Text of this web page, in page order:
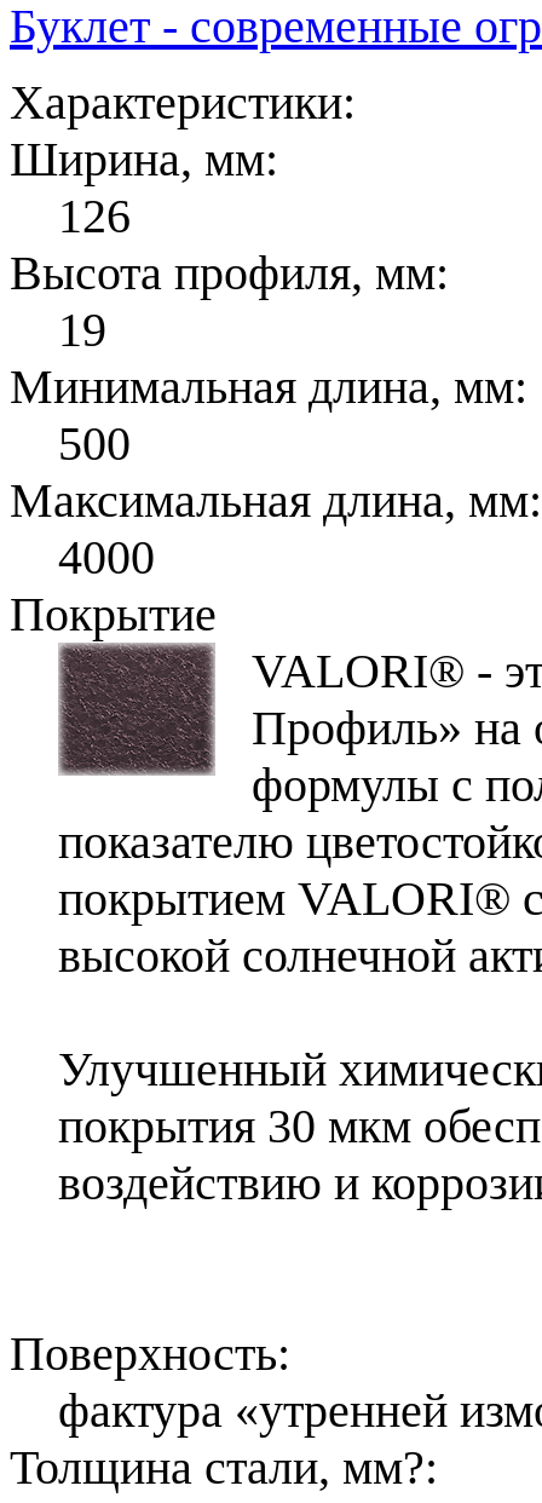
Буклет - современные
Характеристики:
Ширина, мм:
126
Высота профиля, мм:
19
Минимальная длина, мм:
500
Максимальная длина, мм:
4000
Покрытие
VALORI® -
Профиль» на
формулы с
показателю
покрытием VALORI®
высокой солнечной
Улучшенный
покрытия 30 мкм
воздействию и
Поверхность:
фактура «утренней
Толщина стали, мм?: